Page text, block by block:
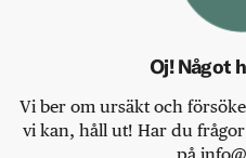
Oj! Något
Vi ber om ursäkt och
vi kan, håll ut! Har du